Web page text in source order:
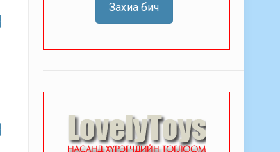
Захиа бич